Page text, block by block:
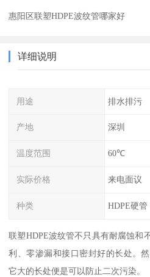
惠阳区联塑HDPE波纹管哪家好
详细说明
用途 排水排污
产地 深圳
温度范围 60℃
实际价格 来电面议
种类 HDPE硬管
联塑HDPE波纹管不只具有耐腐蚀和
利、零渗漏和接口密封好的长处。
它大的长处便是可以防止二次污染。